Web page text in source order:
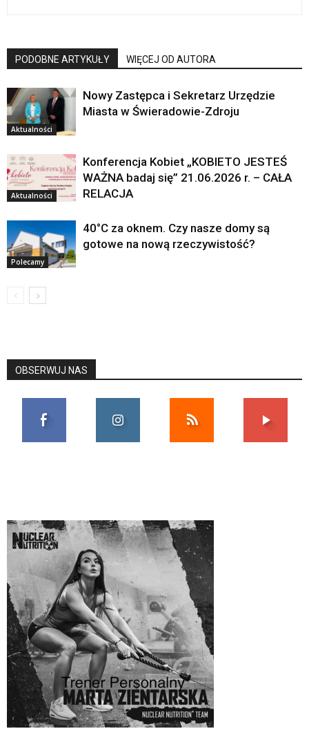
PODOBNE ARTYKUŁY WIĘCEJ OD AUTORA
Aktualności
Nowy Zastępca i Sekretarz Urzędzie
Miasta w Świeradowie-Zdroju
Aktualności
Konferencja Kobiet „KOBIETO JESTEŚ
WAŻNA badaj się” 21.06.2026 r. – CAŁA
RELACJA
Polecamy
40°C za oknem. Czy nasze domy są
gotowe na nową rzeczywistość?
OBSERWUJ NAS